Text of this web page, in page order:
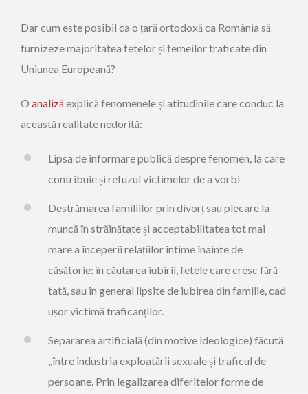
Dar cum este posibil ca o țară ortodoxă ca România să
furnizeze majoritatea fetelor și femeilor traficate din
Uniunea Europeană?
O analiză explică fenomenele și atitudinile care conduc la
această realitate nedorită:
Lipsa de informare publică despre fenomen, la care
contribuie și refuzul victimelor de a vorbi
Destrămarea familiilor prin divorț sau plecare la
muncă în străinătate și acceptabilitatea tot mai
mare a începerii relațiilor intime înainte de
căsătorie: în căutarea iubirii, fetele care cresc fără
tată, sau în general lipsite de iubirea din familie, cad
ușor victimă traficanților.
Separarea artificială (din motive ideologice) făcută
„între industria exploatării sexuale și traficul de
persoane. Prin legalizarea diferitelor forme de